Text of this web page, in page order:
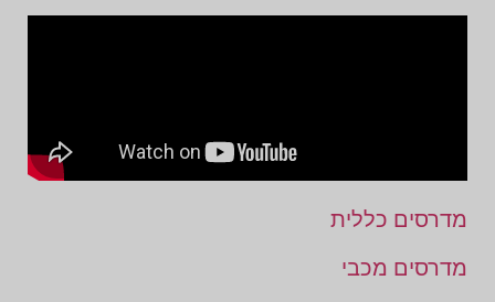
מדרסים כללית
מדרסים מכבי